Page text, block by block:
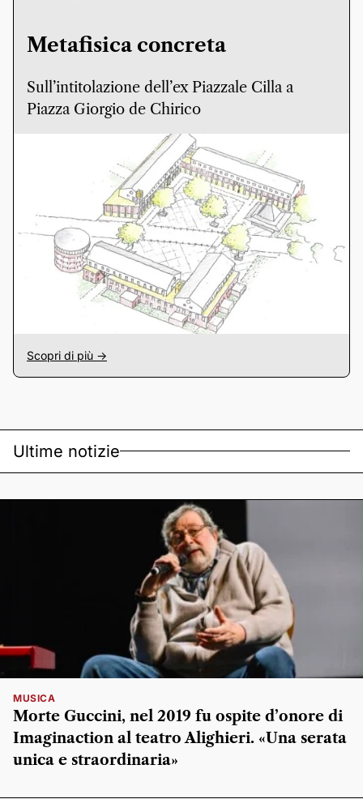
Metafisica concreta
Sull’intitolazione dell’ex Piazzale Cilla a
Piazza Giorgio de Chirico
Scopri di più ->
Ultime notizie
MUSICA
Morte Guccini, nel 2019 fu ospite d’onore di
Imaginaction al teatro Alighieri. «Una serata
unica e straordinaria»